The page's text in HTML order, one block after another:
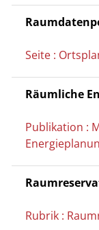
Seite :
Räumliche
Publikation :
Rubrik :